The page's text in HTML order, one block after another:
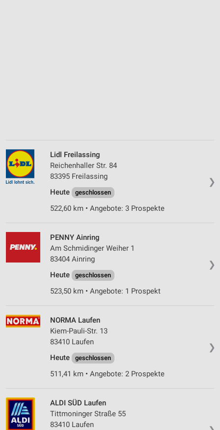
❯
Lidl Freilassing
Reichenhaller Str. 84
83395 Freilassing
Heute
geschlossen
522,60 km • Angebote: 3 Prospekte
❯
PENNY Ainring
Am Schmidinger Weiher 1
83404 Ainring
Heute
geschlossen
523,50 km • Angebote: 1 Prospekt
❯
NORMA Laufen
Kiem-Pauli-Str. 13
83410 Laufen
Heute
geschlossen
511,41 km • Angebote: 2 Prospekte
ALDI SÜD Laufen
Tittmoninger Straße 55
83410 Laufen